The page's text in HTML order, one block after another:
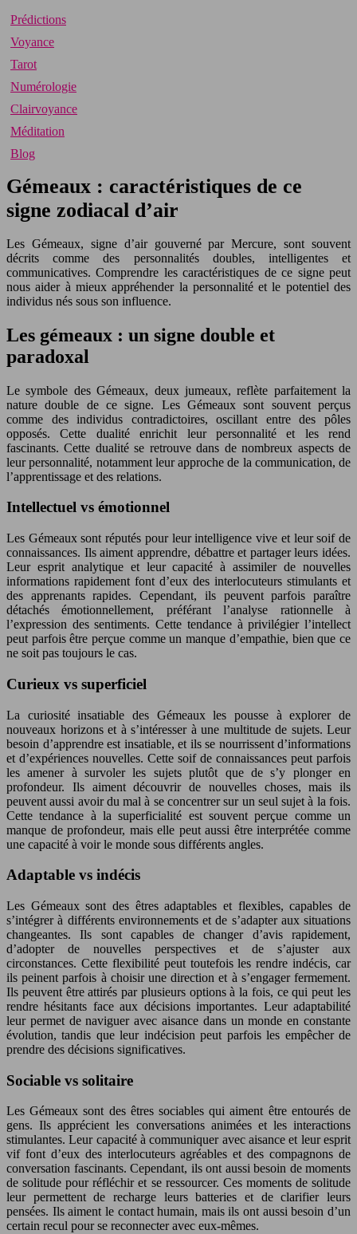
Prédictions
Voyance
Tarot
Numérologie
Clairvoyance
Méditation
Blog
Gémeaux : caractéristiques de ce
signe zodiacal d’air
Les Gémeaux, signe d’air gouverné par Mercure, sont souvent
décrits comme des personnalités doubles, intelligentes et
communicatives. Comprendre les caractéristiques de ce signe peut
nous aider à mieux appréhender la personnalité et le potentiel des
individus nés sous son influence.
Les gémeaux : un signe double et
paradoxal
Le symbole des Gémeaux, deux jumeaux, reflète parfaitement la
nature double de ce signe. Les Gémeaux sont souvent perçus
comme des individus contradictoires, oscillant entre des pôles
opposés. Cette dualité enrichit leur personnalité et les rend
fascinants. Cette dualité se retrouve dans de nombreux aspects de
leur personnalité, notamment leur approche de la communication, de
l’apprentissage et des relations.
Intellectuel vs émotionnel
Les Gémeaux sont réputés pour leur intelligence vive et leur soif de
connaissances. Ils aiment apprendre, débattre et partager leurs idées.
Leur esprit analytique et leur capacité à assimiler de nouvelles
informations rapidement font d’eux des interlocuteurs stimulants et
des apprenants rapides. Cependant, ils peuvent parfois paraître
détachés émotionnellement, préférant l’analyse rationnelle à
l’expression des sentiments. Cette tendance à privilégier l’intellect
peut parfois être perçue comme un manque d’empathie, bien que ce
ne soit pas toujours le cas.
Curieux vs superficiel
La curiosité insatiable des Gémeaux les pousse à explorer de
nouveaux horizons et à s’intéresser à une multitude de sujets. Leur
besoin d’apprendre est insatiable, et ils se nourrissent d’informations
et d’expériences nouvelles. Cette soif de connaissances peut parfois
les amener à survoler les sujets plutôt que de s’y plonger en
profondeur. Ils aiment découvrir de nouvelles choses, mais ils
peuvent aussi avoir du mal à se concentrer sur un seul sujet à la fois.
Cette tendance à la superficialité est souvent perçue comme un
manque de profondeur, mais elle peut aussi être interprétée comme
une capacité à voir le monde sous différents angles.
Adaptable vs indécis
Les Gémeaux sont des êtres adaptables et flexibles, capables de
s’intégrer à différents environnements et de s’adapter aux situations
changeantes. Ils sont capables de changer d’avis rapidement,
d’adopter de nouvelles perspectives et de s’ajuster aux
circonstances. Cette flexibilité peut toutefois les rendre indécis, car
ils peinent parfois à choisir une direction et à s’engager fermement.
Ils peuvent être attirés par plusieurs options à la fois, ce qui peut les
rendre hésitants face aux décisions importantes. Leur adaptabilité
leur permet de naviguer avec aisance dans un monde en constante
évolution, tandis que leur indécision peut parfois les empêcher de
prendre des décisions significatives.
Sociable vs solitaire
Les Gémeaux sont des êtres sociables qui aiment être entourés de
gens. Ils apprécient les conversations animées et les interactions
stimulantes. Leur capacité à communiquer avec aisance et leur esprit
vif font d’eux des interlocuteurs agréables et des compagnons de
conversation fascinants. Cependant, ils ont aussi besoin de moments
de solitude pour réfléchir et se ressourcer. Ces moments de solitude
leur permettent de recharge leurs batteries et de clarifier leurs
pensées. Ils aiment le contact humain, mais ils ont aussi besoin d’un
certain recul pour se reconnecter avec eux-mêmes.